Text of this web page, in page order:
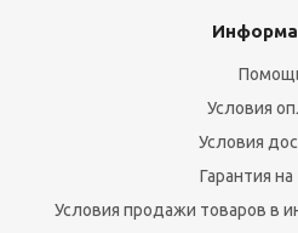
Условия
Условия
Гарантия на
Условия продажи товаров в